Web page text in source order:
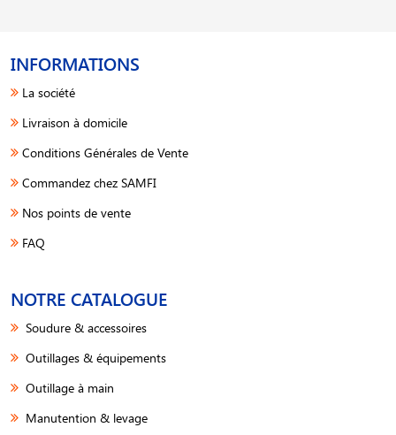
INFORMATIONS
La société
Livraison à domicile
Conditions Générales de Vente
Commandez chez SAMFI
Nos points de vente
FAQ
NOTRE CATALOGUE
Soudure & accessoires
Outillages & équipements
Outillage à main
Manutention & levage